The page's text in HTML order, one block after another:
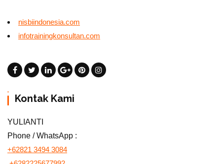
nisbiindonesia.com
infotrainingkonsultan.com
Kontak Kami
YULIANTI
Phone / WhatsApp :
+62821 3494 3084